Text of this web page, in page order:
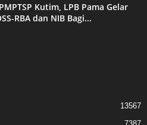
Kutim, LPB Pama Gelar
RBA dan NIB Bagi...
13567